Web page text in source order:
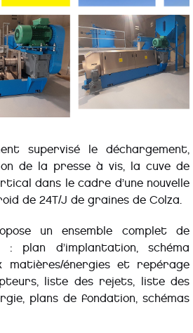
supervisé le déchargement,
de la presse à vis, la cuve de
dans le cadre d’une nouvelle
de 24T/J de graines de Colza.
un ensemble complet de
: plan d’implantation, schéma
matières/énergies et repérage
liste des rejets, liste des
plans de fondation, schémas